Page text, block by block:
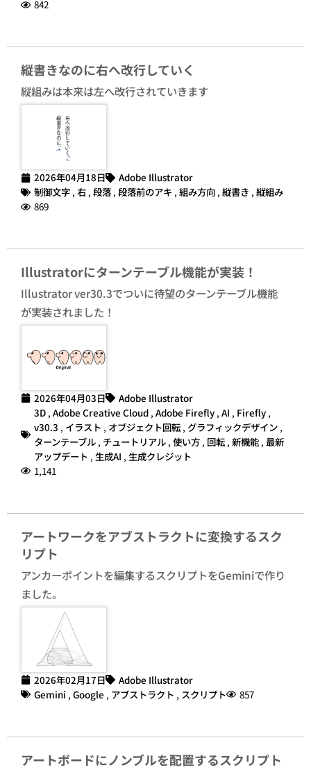
842
縦書きなのに右へ改行していく
縦組みは本来は左へ改行されていきます
2026年04月18日
Adobe Illustrator
制御文字 , 右 , 段落 , 段落前のアキ , 組み方向 , 縦書き , 縦組み
869
Illustratorにターンテーブル機能が実装！
Illustrator ver30.3でついに待望のターンテーブル機能
が実装されました！
2026年04月03日
Adobe Illustrator
3D , Adobe Creative Cloud , Adobe Firefly , AI , Firefly ,
v30.3 , イラスト , オブジェクト回転 , グラフィックデザイン ,
ターンテーブル , チュートリアル , 使い方 , 回転 , 新機能 , 最新
アップデート , 生成AI , 生成クレジット
1,141
アートワークをアブストラクトに変換するスク
リプト
アンカーポイントを編集するスクリプトをGeminiで作り
ました。
2026年02月17日
Adobe Illustrator
Gemini , Google , アブストラクト , スクリプト 857
アートボードにノンブルを配置するスクリプト